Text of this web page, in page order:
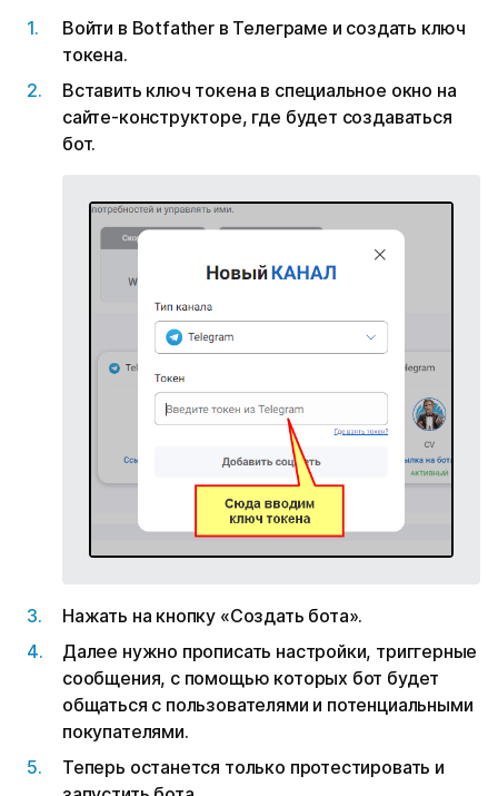
Войти в Botfather в Телеграме и создать ключ
токена.
Вставить ключ токена в специальное окно на
сайте-конструкторе, где будет создаваться
бот.
Нажать на кнопку «Создать бота».
Далее нужно прописать настройки, триггерные
сообщения, с помощью которых бот будет
общаться с пользователями и потенциальными
покупателями.
Теперь останется только протестировать и